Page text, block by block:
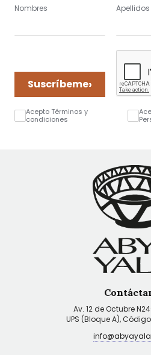
Nombres Apellidos
Suscríbeme›
Acepto Términos y
condiciones
Av. 12 de Octubre
UPS (Bloque A),